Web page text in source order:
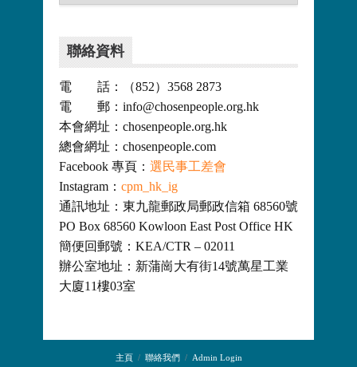
聯絡資料
電 話：（852）3568 2873
電 郵：info@chosenpeople.org.hk
本會網址：chosenpeople.org.hk
總會網址：chosenpeople.com
Facebook 專頁： 選民事工差會
Instagram： cpm_hk_ig
通訊地址：東九龍郵政局郵政信箱 68560號
PO Box 68560 Kowloon East Post Office HK
簡便回郵號：KEA/CTR – 02011
辦公室地址：新蒲崗大有街14號萬星工業
大廈11樓03室
主頁 聯絡我們 Admin Login